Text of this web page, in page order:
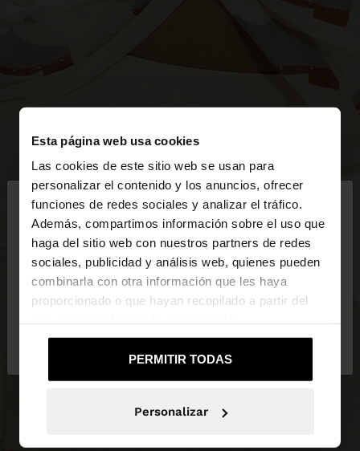
Esta página web usa cookies
Las cookies de este sitio web se usan para
personalizar el contenido y los anuncios, ofrecer
funciones de redes sociales y analizar el tráfico.
Además, compartimos información sobre el uso que
haga del sitio web con nuestros partners de redes
sociales, publicidad y análisis web, quienes pueden
combinarla con otra información que les haya
proporcionado o que hayan recopilado a partir del
PERMITIR TODAS
Personalizar
hola
Estás accediendo a la web de España. ¿Quieres ir a
la web de United States?